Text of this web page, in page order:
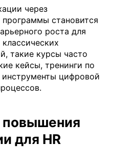
через
становится
роста для
такие курсы часто
кейсы, тренинги по
цифровой
повышения
для HR